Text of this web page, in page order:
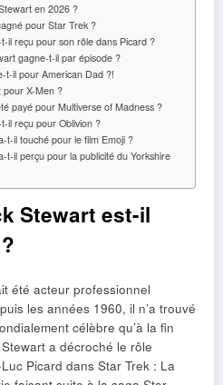
en 2026 ?
pour Star Trek ?
il reçu pour son rôle dans Picard ?
gagne-t-il par épisode ?
t-il pour American Dad ?!
pour X-Men ?
payé pour Multiverse of Madness ?
il reçu pour Oblivion ?
t-il touché pour le film Emoji ?
t-il perçu pour la publicité du Yorkshire
Stewart est-il
été acteur professionnel
les années 1960, il n’a trouvé
célèbre qu’à la fin
a décroché le rôle
Picard dans Star Trek : La